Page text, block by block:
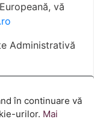
vă
Administrativă
în continuare vă
urilor. Mai